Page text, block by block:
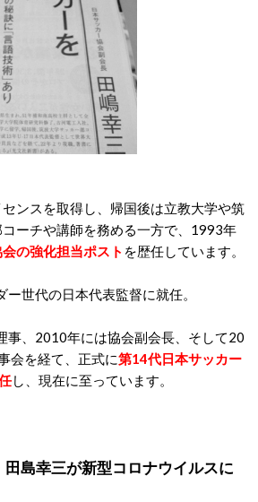
ンスを取得し、帰国後は立教大学や筑
ーチや講師を務める一方で、1993年
の強化担当ポスト を歴任しています。
世代の日本代表監督に就任。
事、2010年には協会副会長、そして20
会を経て、正式に第14代日本サッカー
し、現在に至っています。
島幸三が新型コロナウイルスに